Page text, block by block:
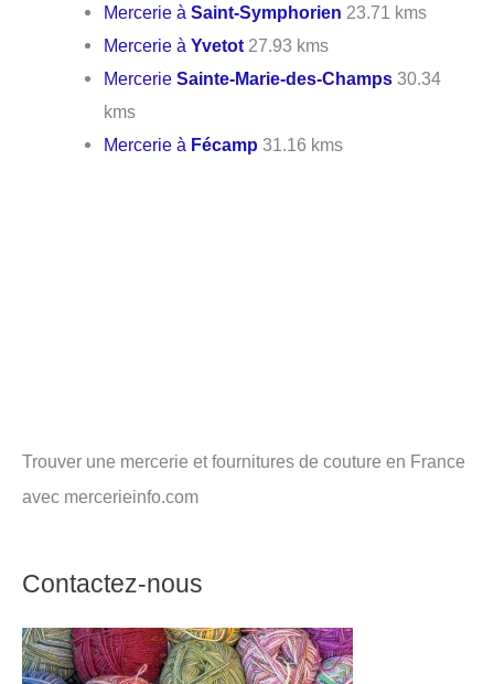
Mercerie àSaint-Symphorien 23.71 kms
Mercerie àYvetot 27.93 kms
MercerieSainte-Marie-des-Champs 30.34
kms
Mercerie à Fécamp 31.16 kms
Trouver une mercerie et fournitures de couture en France
avec mercerieinfo.com
Contactez-nous